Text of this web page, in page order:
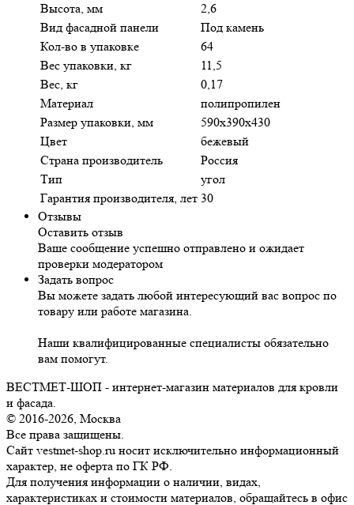
Высота, мм
2,6
Вид фасадной панели
Под камень
Кол-во в упаковке
64
Вес упаковки, кг
11,5
Вес, кг
0,17
Материал
полипропилен
Размер упаковки, мм
590х390х430
Цвет
бежевый
Страна производитель
Россия
Тип
угол
Гарантия производителя, лет 30
Отзывы
Оставить отзыв
Ваше сообщение успешно отправлено и ожидает
проверки модератором
Задать вопрос
Вы можете задать любой интересующий вас вопрос по
товару или работе магазина.
Наши квалифицированные специалисты обязательно
вам помогут.
ВЕСТМЕТ-ШОП - интернет-магазин материалов для кровли
и фасада.
© 2016-2026, Москва
Все права защищены.
Сайт vestmet-shop.ru носит исключительно информационный
характер, не оферта по ГК РФ.
Для получения информации о наличии, видах,
характеристиках и стоимости материалов, обращайтесь в офис